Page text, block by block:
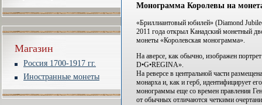
Магазин
Россия 1700-1917 гг.
Иностранные монеты
Монограмма Королевы на
«Бриллиантовый юбилей» (Diamond
2011 года открыл Канадский монетный
монеты «Королевская монограмма».
На аверсе, как обычно, изображен
D•G•REGINA».
На реверсе в центральной части
монарха и, как и герб, идентифицирует
монограммы еще со времен правления
от обычных отличаются четкими